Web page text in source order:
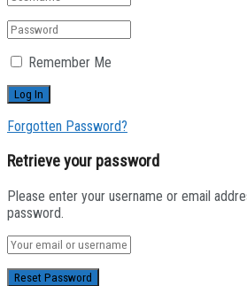
Remember Me
Forgotten Password?
Retrieve your password
Please enter your username or email
password.